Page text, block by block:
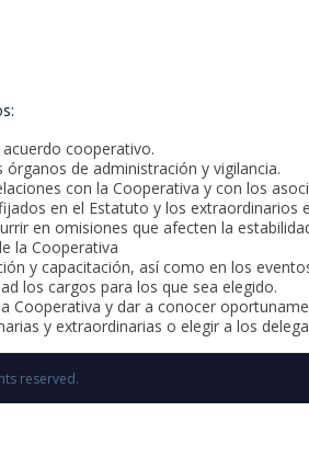
cooperativo.
de administración y vigilancia.
con la Cooperativa y con los
en el Estatuto y los extraordinarios
en omisiones que afecten la
la Cooperativa
y capacitación, así como en los
los cargos para los que sea elegido.
Cooperativa y dar a conocer
y extraordinarias o elegir a los
reserved.